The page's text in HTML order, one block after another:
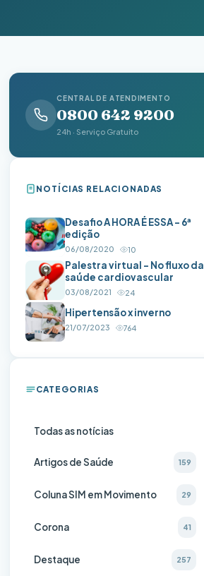
CENTRAL DE ATENDIMENTO
0800 642 9200
24h · Serviço Gratuito
NOTÍCIAS RELACIONADAS
Desafio A HORA É ESSA – 6ª
edição
06/08/2020 10
Palestra virtual – No fluxo da
saúde cardiovascular
03/08/2021 24
Hipertensão x inverno
21/07/2023 764
CATEGORIAS
Todas as notícias
Artigos de Saúde 159
Coluna SIM em Movimento 29
Corona 41
Destaque 257